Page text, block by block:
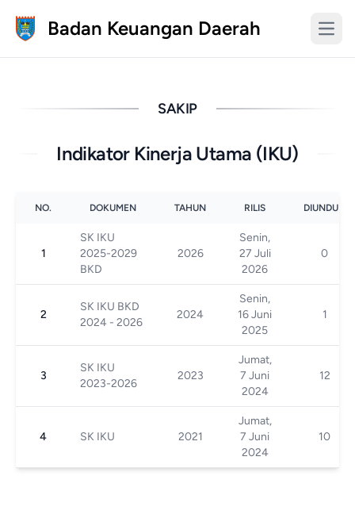
Badan Keuangan Daerah
SAKIP
Indikator Kinerja Utama (IKU)
NO. DOKUMEN TAHUN RILIS DIUNDUH
1
SK IKU
2025-2029
BKD
2026
Senin,
27 Juli
2026
0
2
SK IKU BKD
2024 - 2026
2024
Senin,
16 Juni
2025
1
3
SK IKU
2023-2026
2023
Jumat,
7 Juni
2024
12
4 SK IKU 2021
Jumat,
7 Juni
2024
10